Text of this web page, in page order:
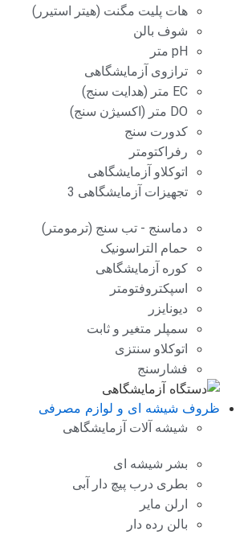
هات پلیت مگنت (هیتر استیرر)
شوف بالن
pH متر
ترازوی آزمایشگاهی
EC متر (هدایت سنج)
DO متر (اکسیژن سنج)
کدورت سنج
رفراکتومتر
اتوکلاو آزمایشگاهی
تجهیزات آزمایشگاهی 3
دماسنج - تب سنج (ترمومتر)
حمام التراسونیک
کوره آزمایشگاهی
اسپکتروفتومتر
دیونایزر
سمپلر متغیر و ثابت
اتوکلاو سنتزی
فشارسنج
ظروف شیشه ای و لوازم مصرفی
شیشه آلات آزمایشگاهی
بشر شیشه ای
بطری درب پیچ دار آبی
ارلن مایر
بالن رده دار